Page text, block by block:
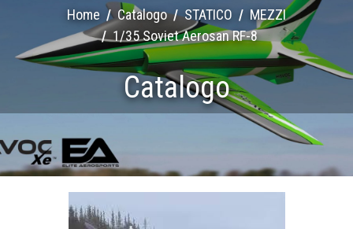
Home Catalogo STATICO
MEZZI
1/35 Soviet Aerosan RF-8
Catalogo